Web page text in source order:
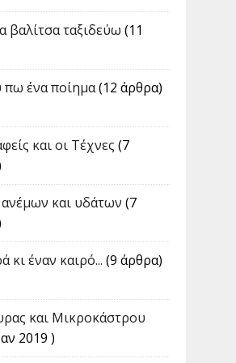
βαλίτσα ταξιδεύω (11
πω ένα ποίημα(12 άρθρα)
και οι Τέχνες (7
και υδάτων (7
κι έναν καιρό... (9 άρθρα)
και Μικροκάστρου
2019 )